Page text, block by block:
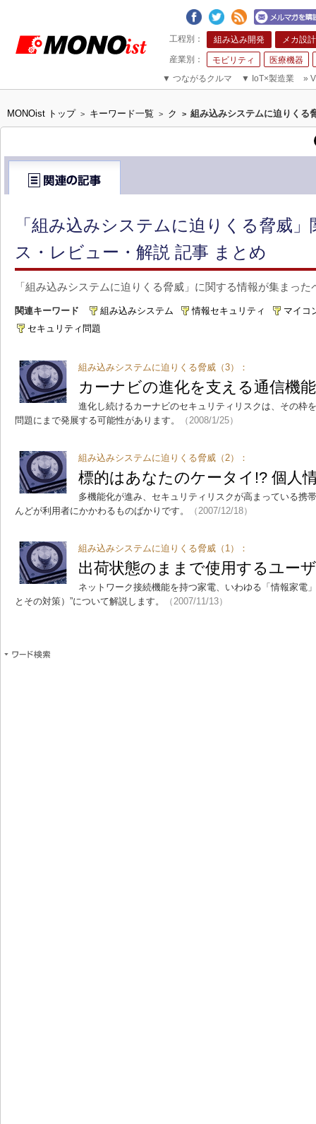
組み込み開発 メカ設計
モビリティ
医療機器
▼ つながるクルマ ▼ IoT×製造業 »
MONOist トップ > キーワード一覧 > ク > 組み込みシステムに迫りくる
「組み込みシステムに迫りくる脅威
ス・レビュー・解説 記事 まとめ
「組み込みシステムに迫りくる脅威」に関する情報が集まった
関連キーワード 組み込みシステム 情報セキュリティ
マイコ
セキュリティ問題
組み込みシステムに迫りくる脅威（3）：
カーナビの進化を支える通信機
進化し続けるカーナビのセキュリティリスクは、その枠
問題にまで発展する可能性があります。
（2008/1/25）
組み込みシステムに迫りくる脅威（2）：
標的はあなたのケータイ!? 個人
多機能化が進み、セキュリティリスクが高まっている携
んどが利用者にかかわるものばかりです。
（2007/12/18）
組み込みシステムに迫りくる脅威（1）：
出荷状態のままで使用するユー
ネットワーク接続機能を持つ家電、いわゆる「情報家電
とその対策）”について解説します。
（2007/11/13）